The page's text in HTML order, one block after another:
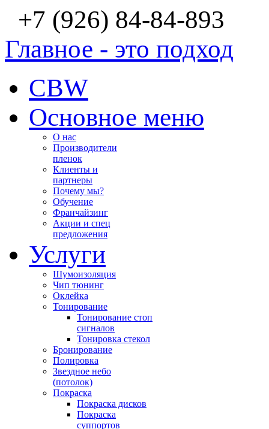
+7 (926) 84-84-893
Главное - это подход
CBW
Основное меню
О нас
Производители
пленок
Клиенты и
партнеры
Почему мы?
Обучение
Франчайзинг
Акции и спец
предложения
Услуги
Шумоизоляция
Чип тюнинг
Оклейка
Тонирование
Тонирование стоп
сигналов
Тонировка стекол
Бронирование
Полировка
Звездное небо
(потолок)
Покраска
Покраска дисков
Покраска
суппортов